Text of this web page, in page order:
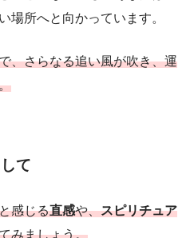
場所へと向かっています。
、さらなる追い風が吹き、運
て
感じる直感や、スピリチュア
みましょう。